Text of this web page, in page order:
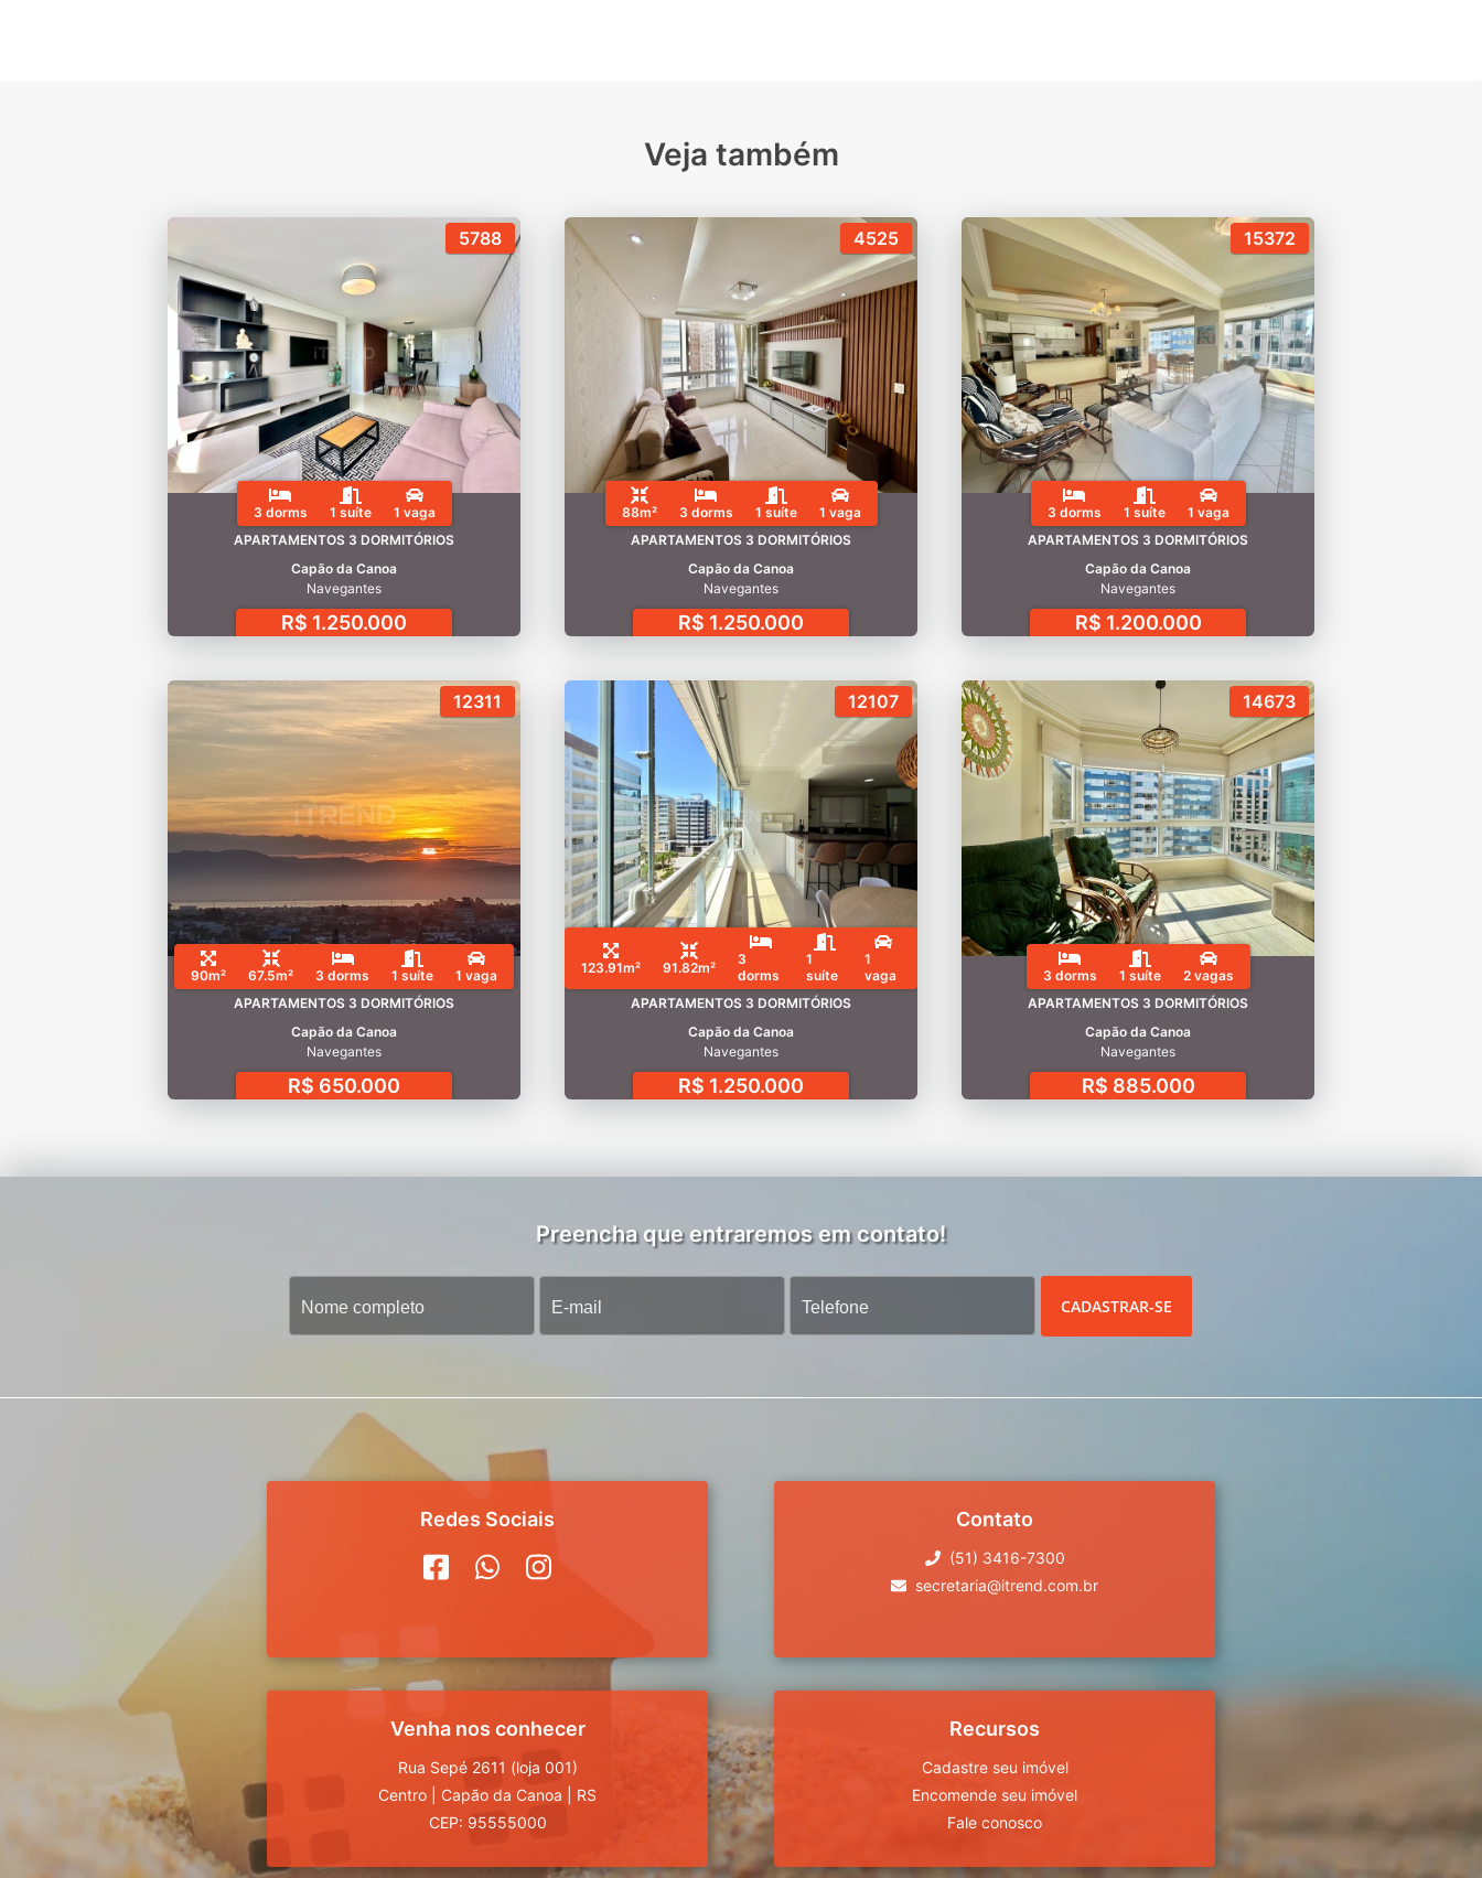
Veja também
5788
3 dorms 1 suíte
1 vaga
APARTAMENTOS 3 DORMITÓRIOS
Capão da Canoa
Navegantes
R$ 1.250.000
4525
88m² 3 dorms 1 suíte
1 vaga
APARTAMENTOS 3 DORMITÓRIOS
Capão da Canoa
Navegantes
R$ 1.250.000
15372
3 dorms 1 suíte
1 vaga
APARTAMENTOS 3 DORMITÓRIOS
Capão da Canoa
Navegantes
R$ 1.200.000
12311
90m² 67.5m² 3 dorms 1 suíte
1 vaga
APARTAMENTOS 3 DORMITÓRIOS
Capão da Canoa
Navegantes
R$ 650.000
12107
123.91m² 91.82m²
3
dorms
1
suíte
1
vaga
APARTAMENTOS 3 DORMITÓRIOS
Capão da Canoa
Navegantes
R$ 1.250.000
14673
3 dorms 1 suíte
2 vagas
APARTAMENTOS 3 DORMITÓRIOS
Capão da Canoa
Navegantes
R$ 885.000
Preencha que entraremos em contato!
CADASTRAR-SE
Redes Sociais Contato
(51) 3416-7300
secretaria@itrend.com.br
Venha nos conhecer
Rua Sepé 2611 (loja 001)
Centro
Capão da Canoa
RS
CEP: 95555000
Recursos
Cadastre seu imóvel
Encomende seu imóvel
Fale conosco